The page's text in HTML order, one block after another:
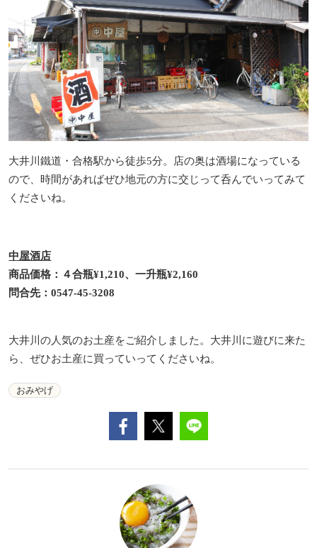
大井川鐵道・合格駅から徒歩5分。店の奥は酒場になっている
ので、時間があればぜひ地元の方に交じって呑んでいってみて
くださいね。
中屋酒店
商品価格：４合瓶¥1,210、一升瓶¥2,160
問合先：0547-45-3208
大井川の人気のお土産をご紹介しました。大井川に遊びに来た
ら、ぜひお土産に買っていってくださいね。
おみやげ